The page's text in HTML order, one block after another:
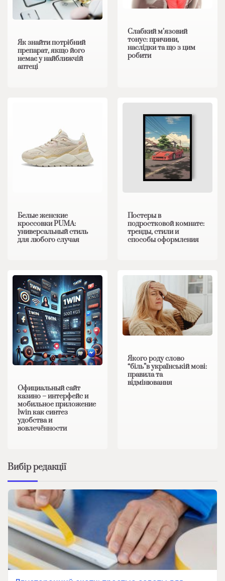
Як знайти потрібний
препарат, якщо його
немає у найближчій
аптеці
Слабкий м’язовий
тонус: причини,
наслідки та що з цим
робити
Белые женские
кроссовки PUMA:
универсальный стиль
для любого случая
Постеры в
подростковой комнате:
тренды, стили и
способы оформления
Официальный сайт
казино – интерфейс и
мобильное приложение
1win как синтез
удобства и
вовлечённости
Якого роду слово
“біль”в українській мові:
правила та
відмінювання
Вибір редакції